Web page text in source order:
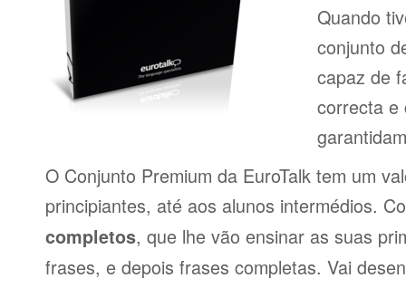
Quando
conjunto
capaz de
correcta e
O Conjunto Premium da EuroTalk tem um
principiantes, até aos alunos intermédios.
completos, que lhe vão ensinar as suas
frases, e depois frases completas. Vai